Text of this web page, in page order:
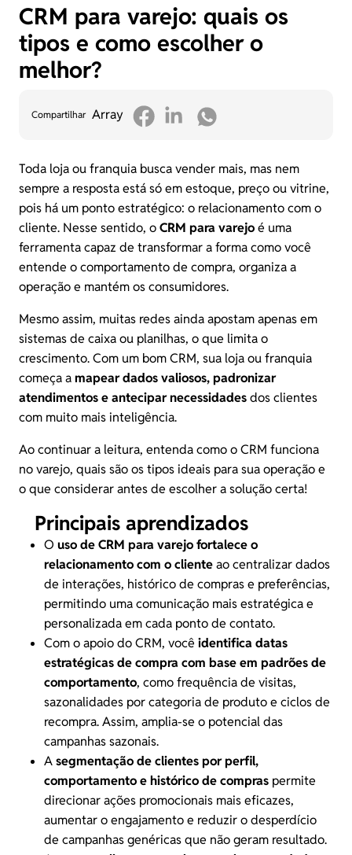
CRM para varejo: quais os
tipos e como escolher o
melhor?
Compartilhar Array
Toda loja ou franquia busca vender mais, mas nem
sempre a resposta está só em estoque, preço ou vitrine,
pois há um ponto estratégico: o relacionamento com o
cliente. Nesse sentido, oCRM para varejoé uma
ferramenta capaz de transformar a forma como você
entende o comportamento de compra, organiza a
operação e mantém os consumidores.
Mesmo assim, muitas redes ainda apostam apenas em
sistemas de caixa ou planilhas, o que limita o
crescimento. Com um bom CRM, sua loja ou franquia
começa amapear dados valiosos, padronizar
atendimentos e antecipar necessidadesdos clientes
com muito mais inteligência.
Ao continuar a leitura, entenda como o CRM funciona
no varejo, quais são os tipos ideais para sua operação e
o que considerar antes de escolher a solução certa!
Principais aprendizados
O uso deCRM para varejofortalece o
relacionamento com o clienteao centralizar dados
de interações, histórico de compras e preferências,
permitindo uma comunicação mais estratégica e
personalizada em cada ponto de contato.
Com o apoio do CRM, você identifica datas
estratégicas de compra com base em padrões de
comportamento, como frequência de visitas,
sazonalidades por categoria de produto e ciclos de
recompra. Assim, amplia-se o potencial das
campanhas sazonais.
Asegmentação de clientespor perfil,
comportamento e histórico de compras permite
direcionar ações promocionais mais eficazes,
aumentar o engajamento e reduzir o desperdício
de campanhas genéricas que não geram resultado.